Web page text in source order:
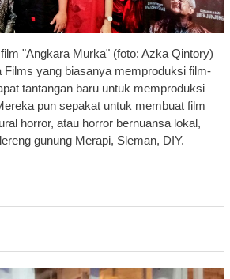
"Angkara Murka" (foto: Azka Qintory)
Films yang biasanya memproduksi film-
tantangan baru untuk memproduksi
pun sepakat untuk membuat film
horror, atau horror bernuansa lokal,
gunung Merapi, Sleman, DIY.